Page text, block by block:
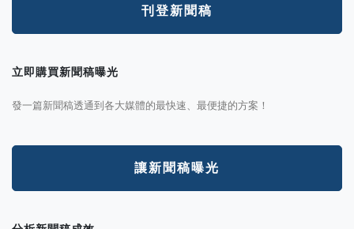
刊登新聞稿
立即購買新聞稿曝光
發一篇新聞稿透通到各大媒體的最快速、最便捷的方案！
讓新聞稿曝光